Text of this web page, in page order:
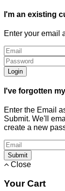
I'm an existing
Enter your email
Login
I've forgotten
Enter the Email
Submit. We'll
create a new
Submit
Close
Your Cart